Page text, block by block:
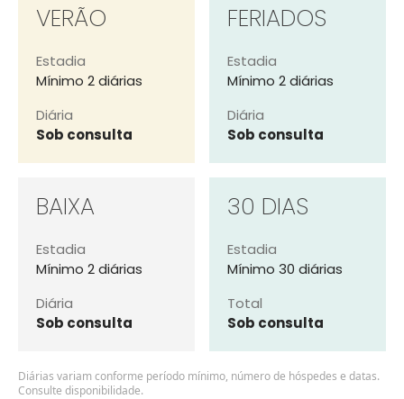
VERÃO
Estadia
Mínimo 2 diárias
Diária
Sob consulta
FERIADOS
Estadia
Mínimo 2 diárias
Diária
Sob consulta
BAIXA
Estadia
Mínimo 2 diárias
Diária
Sob consulta
30 DIAS
Estadia
Mínimo 30 diárias
Total
Sob consulta
Diárias variam conforme período mínimo, número de hóspedes e datas.
Consulte disponibilidade.